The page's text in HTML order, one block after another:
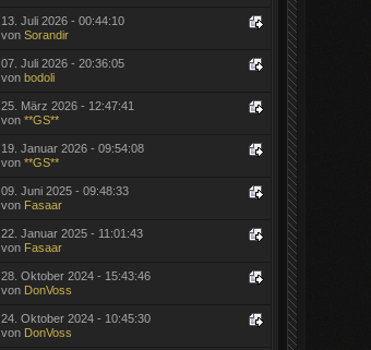
13. Juli 2026 - 00:44:10
von Sorandir
07. Juli 2026 - 20:36:05
von bodoli
25. März 2026 - 12:47:41
von **GS**
19. Januar 2026 - 09:54:08
von **GS**
09. Juni 2025 - 09:48:33
von Fasaar
22. Januar 2025 - 11:01:43
von Fasaar
28. Oktober 2024 - 15:43:46
von DonVoss
24. Oktober 2024 - 10:45:30
von DonVoss